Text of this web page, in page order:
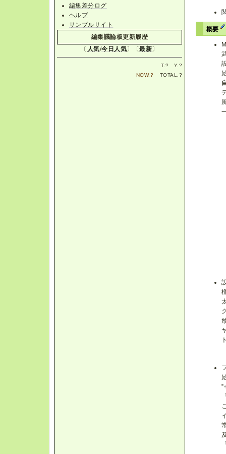
概要
”
編集差分ログ
ヘルプ
サンプルサイト
編集議論板更新履歴
〔 人気/今日人気〕〔最新〕
T. ? Y. ?
NOW.? TOTAL. ?